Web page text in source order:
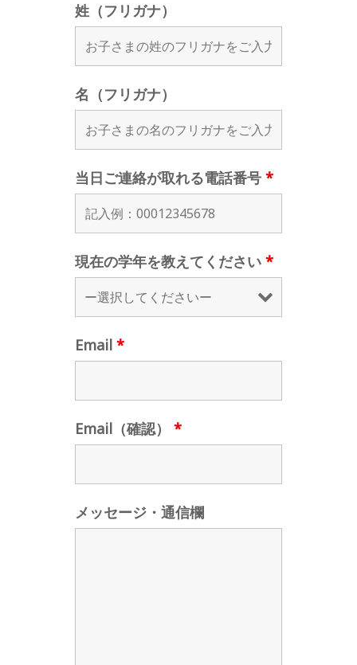
姓（フリガナ）
名（フリガナ）
当日ご連絡が取れる電話番号 *
現在の学年を教えてください *
Email *
Email（確認） *
メッセージ・通信欄